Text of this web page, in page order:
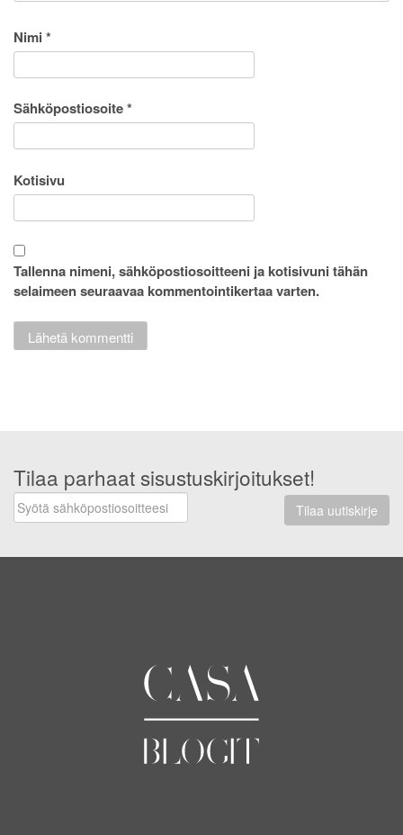
Nimi *
Sähköpostiosoite*
Kotisivu
Tallenna nimeni, sähköpostiosoitteeni ja kotisivuni tähän
selaimeen seuraavaa kommentointikertaa varten.
Tilaa parhaat sisustuskirjoitukset!
Tilaa uutiskirje